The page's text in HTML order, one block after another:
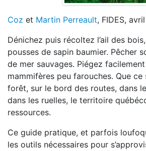
Coz et Martin Perreault, FIDES,
Dénichez puis récoltez l’ail des
pousses de sapin baumier. Pêcher
de mer sauvages. Piégez
mammifères peu farouches. Que ce
forêt, sur le bord des routes, dans
dans les ruelles, le territoire
ressources.
Ce guide pratique, et parfois
les outils nécessaires pour